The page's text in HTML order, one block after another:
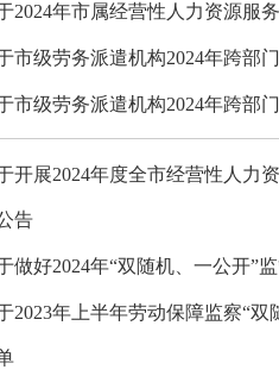
2024年市属经营性人力资源服
市级劳务派遣机构2024年跨部
市级劳务派遣机构2024年跨部
开展2024年度全市经营性人力
告
做好2024年“双随机、一公开”
2023年上半年劳动保障监察“